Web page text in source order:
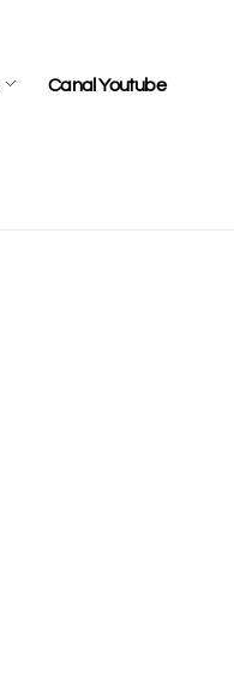
Canal Youtube